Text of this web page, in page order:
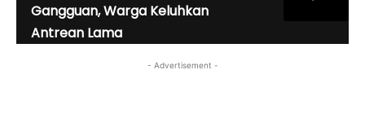
Gangguan, Warga Keluhkan
Antrean Lama
- Advertisement -